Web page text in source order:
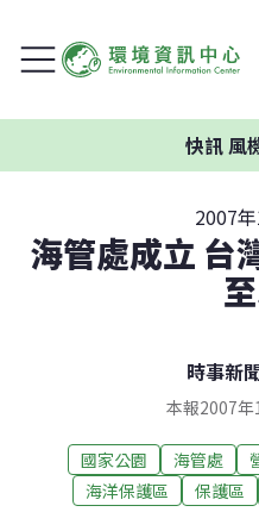
快訊風機
2007
海管處成立 台
時事新
本報2007
國家公園 海管處
海洋保護區
保護區